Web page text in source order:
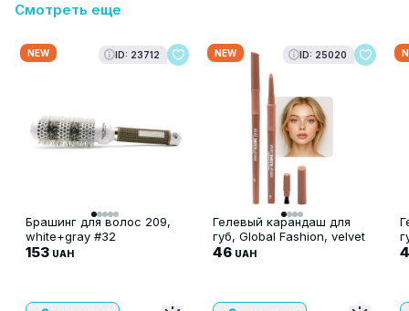
Смотреть еще
NEW ID: 23712
Брашинг для волос 209,
white+gray #32
153 UAH
NEW ID: 25020
Гелевый карандаш для
губ, Global Fashion, velvet
smooth lipliner, 01
46 UAH